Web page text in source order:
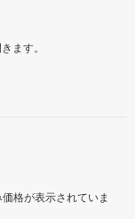
ます。
格が表示されていま